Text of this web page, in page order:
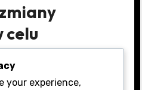
celu
rolę w
your experience,